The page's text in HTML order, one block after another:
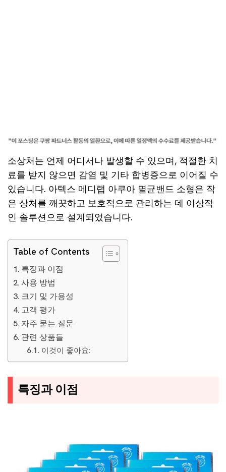
소상처는 언제 어디서나 발생할 수 있으며, 적절한 치
료를 받지 않으면 감염 및 기타 합병증으로 이어질 수
있습니다. 아텍스 메디랩 아쿠아 멸균밴드 소형은 작
은 상처를 깨끗하고 보호적으로 관리하는 데 이상적
인 솔루션으로 설계되었습니다.
Table of Contents
특징과 이점
사용 방법
크기 및 가용성
고객 평가
자주 묻는 질문
관련 상품들
이것이 좋아요:
특징과 이점